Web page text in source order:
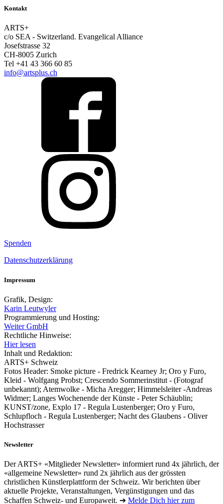
Kontakt
ARTS+
c/o SEA - Switzerland. Evangelical Alliance
Josefstrasse 32
CH-8005 Zurich
Tel +41 43 366 60 85
info@artsplus.ch
Spenden
Datenschutzerklärung
Impressum
Grafik, Design:
Karin Leutwyler
Programmierung und Hosting:
Weiter GmbH
Rechtliche Hinweise:
Hier lesen
Inhalt und Redaktion:
ARTS+ Schweiz
Fotos Header: Smoke picture - Fredrick Kearney Jr; Oro y Furo,
Kleid - Wolfgang Probst; Crescendo Sommerinstitut - (Fotograf
unbekannt); Atemwolke - Micha Aregger; Himmelsleiter -Andreas
Widmer; Langes Wochenende der Künste - Peter Schäublin;
KUNST/zone, Explo 17 - Regula Lustenberger; Oro y Furo,
Schlupfloch - Regula Lustenberger; Nacht des Glaubens - Oliver
Hochstrasser
Newsletter
Der ARTS+ «Mitglieder Newsletter» informiert rund 4x jährlich, der
«allgemeine Newsletter» rund 2x jährlich aus der grössten
christlichen Künstlerplattform der Schweiz. Wir berichten über
aktuelle Projekte, Veranstaltungen, Vergünstigungen und das
Schaffen Schweiz- und Europaweit. ➔ Melde Dich hier zum